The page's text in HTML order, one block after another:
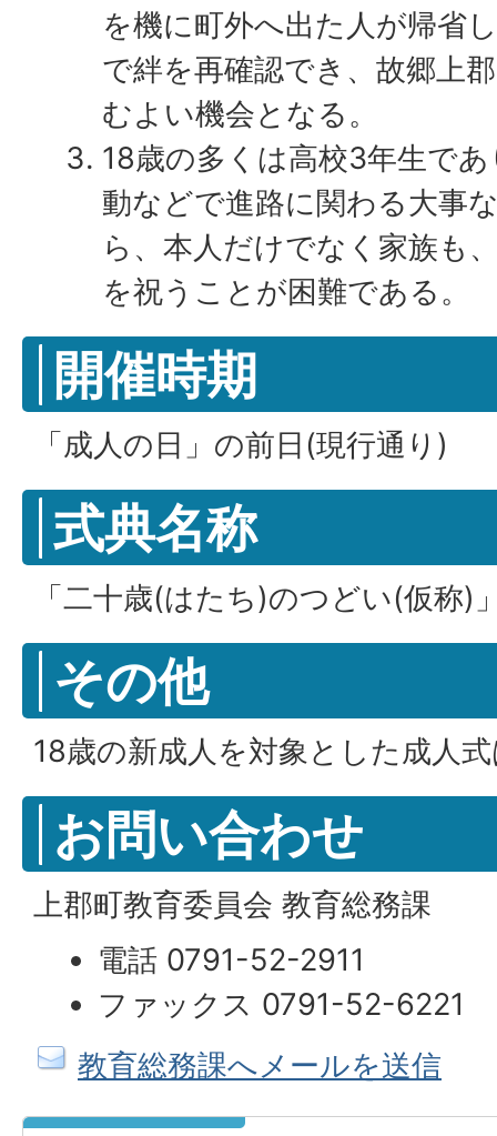
を機に町外へ出た人が帰省
で絆を再確認でき、故郷上
むよい機会となる。
18歳の多くは高校3年生で
動などで進路に関わる大事
ら、本人だけでなく家族も
を祝うことが困難である。
開催時期
「成人の日」の前日(現行通り)
式典名称
「二十歳(はたち)のつどい(仮称)
その他
18歳の新成人を対象とした成人
お問い合わせ
上郡町教育委員会 教育総務課
電話 0791-52-2911
ファックス 0791-52-6221
教育総務課へメールを送信